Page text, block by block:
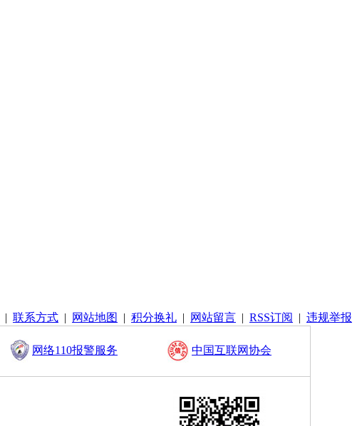
| 联系方式 | 网站地图 | 积分换礼 | 网站留言 | RSS订阅 | 违规举报
网络110报警服务 中国互联网协会